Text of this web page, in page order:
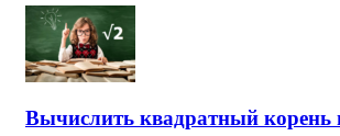
Вычислить квадратный корень